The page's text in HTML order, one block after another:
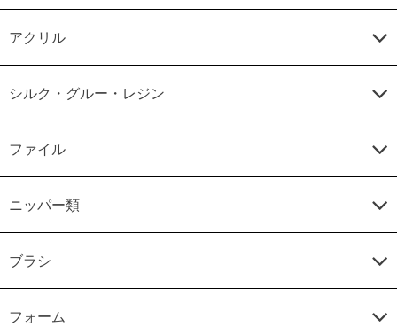
アクリル
シルク・グルー・レジン
ファイル
ニッパー類
ブラシ
フォーム